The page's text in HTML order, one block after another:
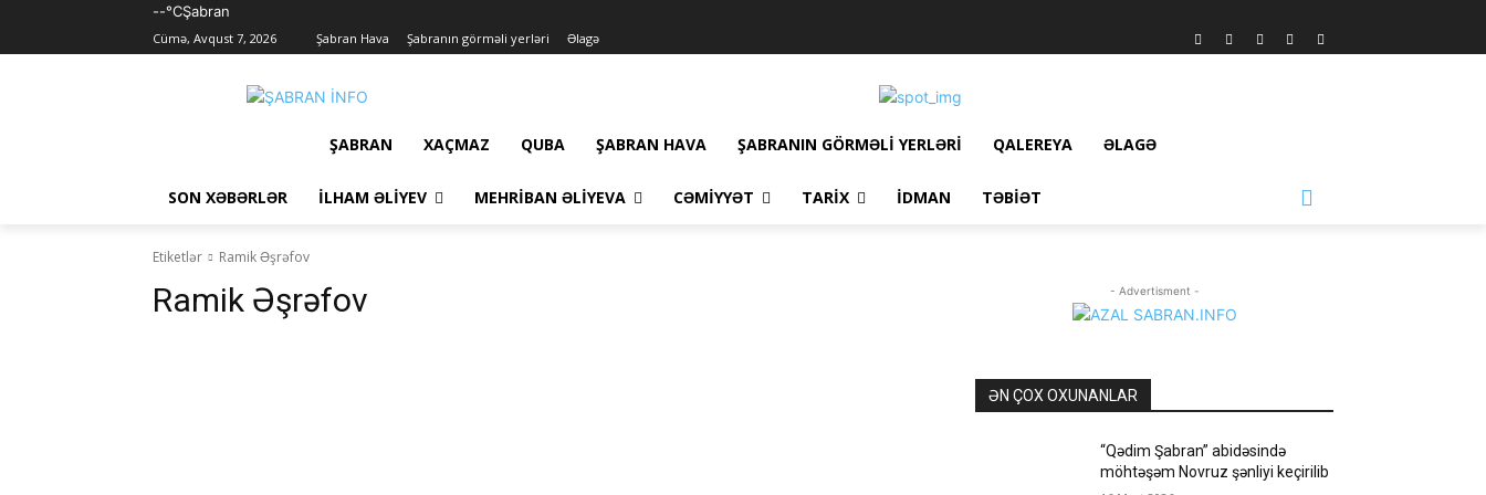
--°CŞabran
Cümə, Avqust 7, 2026 Şabran Hava Şabranın görməli yerləri Əlagə
ŞABRAN XAÇMAZ QUBA ŞABRAN HAVA ŞABRANIN GÖRMƏLI YERLƏRI QALEREYA ƏLAGƏ
SON XƏBƏRLƏR İLHAM ƏLIYEV MEHRIBAN ƏLIYEVA CƏMIYYƏT TARIX İDMAN TƏBIƏT
Etiketlər Ramik Əşrəfov
Ramik Əşrəfov - Advertisment -
ƏN ÇOX OXUNANLAR
“Qədim Şabran” abidəsində
möhtəşəm Novruz şənliyi keçirilib